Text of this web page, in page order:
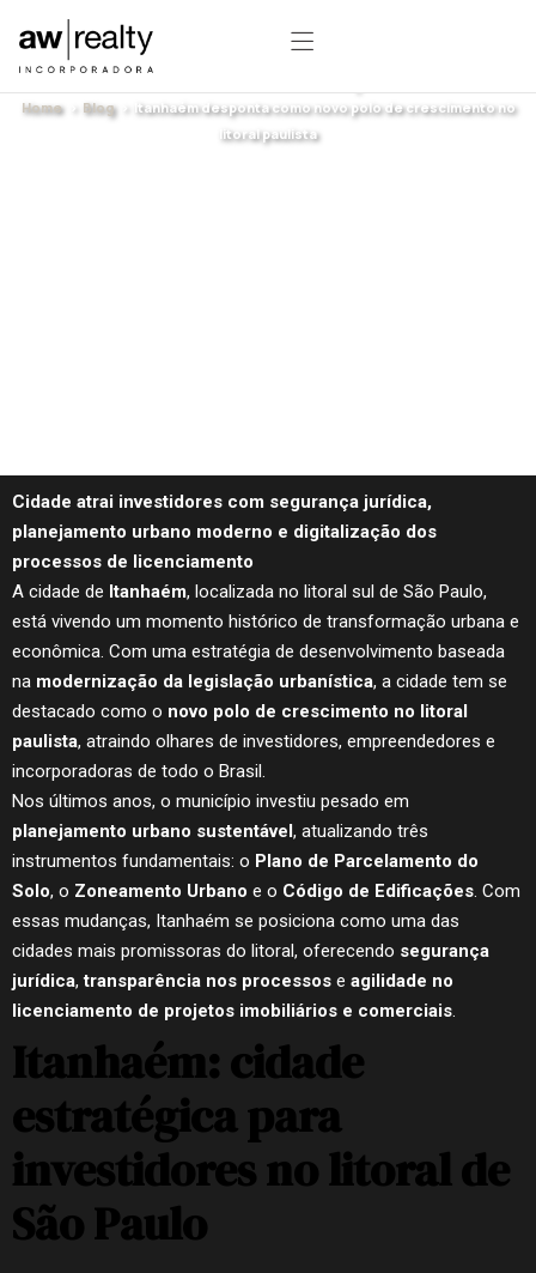
Itanhaém desponta como novo polo de
crescimento no litoral paulista
Home> Blog> Itanhaém desponta como novo polo de crescimento no
litoral paulista
Cidade atrai investidores com segurança jurídica,
planejamento urbano moderno e digitalização dos
processos de licenciamento
A cidade de Itanhaém, localizada no litoral sul de São Paulo,
está vivendo um momento histórico de transformação urbana e
econômica. Com uma estratégia de desenvolvimento baseada
na modernização da legislação urbanística, a cidade tem se
destacado como o novo polo de crescimento no litoral
paulista, atraindo olhares de investidores, empreendedores e
incorporadoras de todo o Brasil.
Nos últimos anos, o município investiu pesado em
planejamento urbano sustentável, atualizando três
instrumentos fundamentais: o Plano de Parcelamento do
Solo, o Zoneamento Urbano e o Código de Edificações. Com
essas mudanças, Itanhaém se posiciona como uma das
cidades mais promissoras do litoral, oferecendo segurança
jurídica,transparência nos processos e agilidade no
licenciamento de projetos imobiliários e comerciais.
Itanhaém: cidade
estratégica para
investidores no litoral de
São Paulo